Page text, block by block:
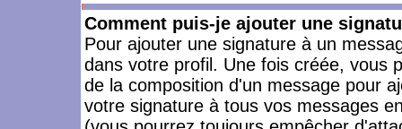
Comment puis-je ajouter une
Pour ajouter une signature à un
dans votre profil. Une fois créée, vous
de la composition d'un message pour
votre signature à tous vos messages